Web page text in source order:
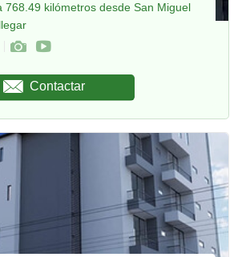
768.49 kilómetros desde San Miguel
Contactar